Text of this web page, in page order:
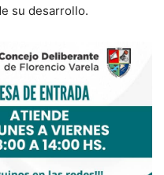
su desarrollo.